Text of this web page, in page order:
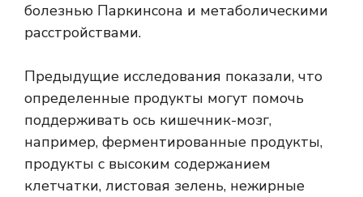
болезнью Паркинсона и метаболическими
расстройствами.
Предыдущие исследования показали, что
определенные продукты могут помочь
поддерживать ось кишечник-мозг,
например, ферментированные продукты,
продукты с высоким содержанием
клетчатки, листовая зелень, нежирные